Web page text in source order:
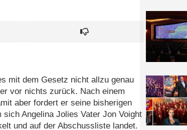
mit dem Gesetz nicht allzu genau
vor nichts zurück. Nach einem
aber fordert er seine bisherigen
Angelina Jolies Vater Jon Voight
und auf der Abschussliste landet.